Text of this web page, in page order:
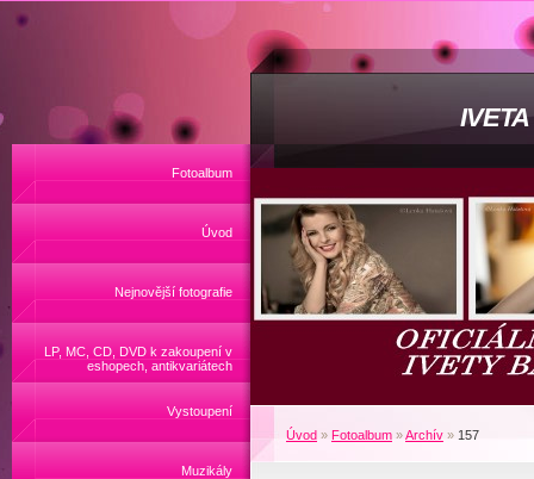
Fotoalbum
Úvod
Nejnovější fotografie
LP, MC, CD, DVD k zakoupení v
eshopech, antikvariátech
Vystoupení
Muzikály
Úvod » Fotoalbum »Archív » 157